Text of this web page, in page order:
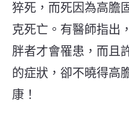
猝死，而死因為高膽
克死亡。有醫師指出
胖者才會罹患，而且
的症狀，卻不曉得高
康！